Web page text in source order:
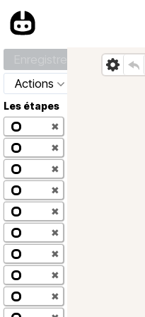
Actions
Les étapes
✖
✖
✖
✖
✖
✖
✖
✖
✖